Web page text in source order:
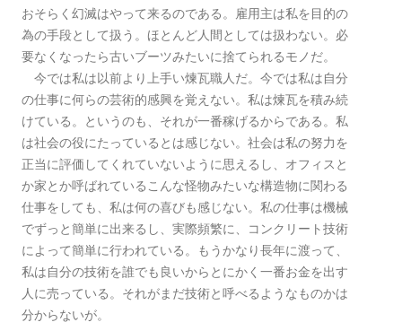
おそらく幻滅はやって来るのである。雇用主は私を目的の
為の手段として扱う。ほとんど人間としては扱わない。必
要なくなったら古いブーツみたいに捨てられるモノだ。
今では私は以前より上手い煉瓦職人だ。今では私は自分
の仕事に何らの芸術的感興を覚えない。私は煉瓦を積み続
けている。というのも、それが一番稼げるからである。私
は社会の役にたっているとは感じない。社会は私の努力を
正当に評価してくれていないように思えるし、オフィスと
か家とか呼ばれているこんな怪物みたいな構造物に関わる
仕事をしても、私は何の喜びも感じない。私の仕事は機械
でずっと簡単に出来るし、実際頻繁に、コンクリート技術
によって簡単に行われている。もうかなり長年に渡って、
私は自分の技術を誰でも良いからとにかく一番お金を出す
人に売っている。それがまだ技術と呼べるようなものかは
分からないが。